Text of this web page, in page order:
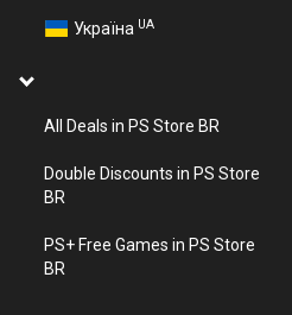
Україна UA
All Deals in PS Store BR
Double Discounts in PS Store
BR
PS+ Free Games in PS Store
BR